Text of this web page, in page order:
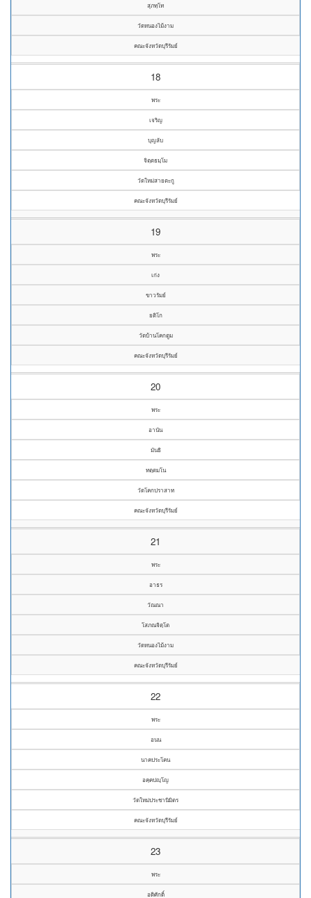
สุภทฺโท
วัดหนองไม้งาม
คณะจังหวัดบุรีรัมย์
18
พระ
เจริญ
บุญลับ
จิตฺตธมฺโม
วัดใหม่สายตะกู
คณะจังหวัดบุรีรัมย์
19
พระ
เก่ง
ขาวรัมย์
ยติโก
วัดบ้านโคกตูม
คณะจังหวัดบุรีรัมย์
20
พระ
อานัน
มันธิ
ทตฺตมโน
วัดโคกปราสาท
คณะจังหวัดบุรีรัมย์
21
พระ
อาธร
วัณณา
โสภณจิตฺโต
วัดหนองไม้งาม
คณะจังหวัดบุรีรัมย์
22
พระ
อนน
นาคประโคน
อคฺคปญฺโญ
วัดใหม่ประชานิมิตร
คณะจังหวัดบุรีรัมย์
23
พระ
อดิศักดิ์